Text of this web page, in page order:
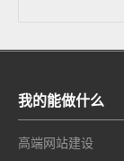
我的能做什么
高端网站建设